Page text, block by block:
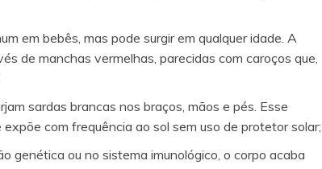
em bebês, mas pode surgir em qualquer idade. A
de manchas vermelhas, parecidas com caroços que,
sardas brancas nos braços, mãos e pés. Esse
com frequência ao sol sem uso de protetor solar;
genética ou no sistema imunológico, o corpo acaba